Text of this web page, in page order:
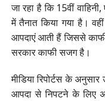
जा रहा है कि 15वीं
में तैनात किया गया है।
आपदाएं आती हैं जिससे
सरकार काफी सजग है।
मीडिया रिपोर्टस के
आपदा से निपटने के लिए